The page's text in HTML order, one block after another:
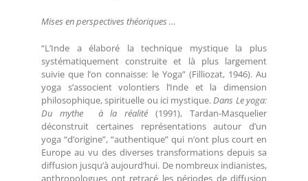
Mises en perspectives théoriques …
“L’Inde a élaboré la technique mystique la plus
systématiquement construite et là plus largement
suivie que l’on connaisse: le Yoga” (Filliozat, 1946). Au
yoga s’associent volontiers l’Inde et la dimension
philosophique, spirituelle ou ici mystique.Dans Le yoga:
Du mythe à la réalité (1991), Tardan-Masquelier
déconstruit certaines représentations autour d’un
yoga “d’origine”, “authentique” qui n’ont plus court en
Europe au vu des diverses transformations depuis sa
diffusion jusqu’à aujourd’hui. De nombreux indianistes,
anthropologues ont retracé les périodes de diffusion